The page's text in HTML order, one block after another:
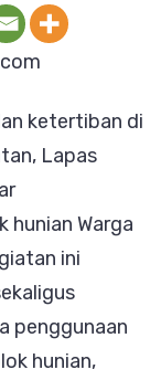
Gelar
Hunian,
ketertiban di
Lapas
hunian Warga
ini
penggunaan
hunian,